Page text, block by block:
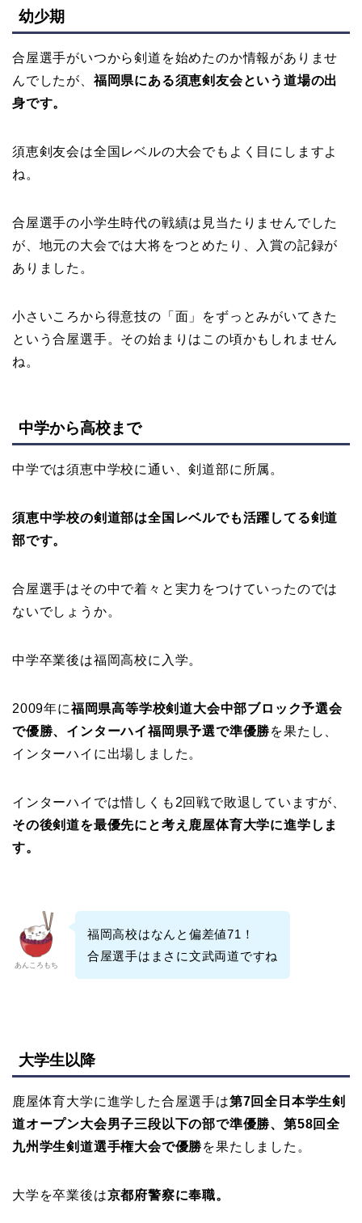
幼少期
合屋選手がいつから剣道を始めたのか情報がありませ
んでしたが、 福岡県にある須恵剣友会という道場の出
身です。
須恵剣友会は全国レベルの大会でもよく目にしますよ
ね。
合屋選手の小学生時代の戦績は見当たりませんでした
が、地元の大会では大将をつとめたり、入賞の記録が
ありました。
小さいころから得意技の「面」をずっとみがいてきた
という合屋選手。その始まりはこの頃かもしれません
ね。
中学から高校まで
中学では須恵中学校に通い、剣道部に所属。
須恵中学校の剣道部は全国レベルでも活躍してる剣道
部です。
合屋選手はその中で着々と実力をつけていったのでは
ないでしょうか。
中学卒業後は福岡高校に入学。
2009年に福岡県高等学校剣道大会中部ブロック予選会
で優勝、インターハイ福岡県予選で準優勝を果たし、
インターハイに出場しました。
インターハイでは惜しくも2回戦で敗退していますが、
その後剣道を最優先にと考え鹿屋体育大学に進学しま
す。
あんころもち
福岡高校はなんと偏差値71！
合屋選手はまさに文武両道ですね
大学生以降
鹿屋体育大学に進学した合屋選手は第7回全日本学生剣
道オープン大会男子三段以下の部で準優勝、第58回全
九州学生剣道選手権大会で優勝を果たしました。
大学を卒業後は京都府警察に奉職。